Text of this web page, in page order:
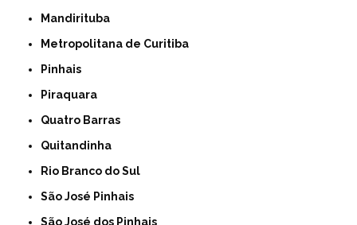
Mandirituba
Metropolitana de Curitiba
Pinhais
Piraquara
Quatro Barras
Quitandinha
Rio Branco do Sul
São José Pinhais
São José dos Pinhais